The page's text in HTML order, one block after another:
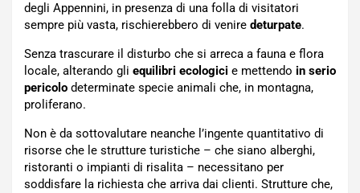
degli Appennini, in presenza di una folla di visitatori
sempre più vasta, rischierebbero di venire deturpate.
Senza trascurare il disturbo che si arreca a fauna e flora
locale, alterando gli equilibri ecologici e mettendo in serio
pericolo determinate specie animali che, in montagna,
proliferano.
Non è da sottovalutare neanche l’ingente quantitativo di
risorse che le strutture turistiche – che siano alberghi,
ristoranti o impianti di risalita – necessitano per
soddisfare la richiesta che arriva dai clienti. Strutture che,